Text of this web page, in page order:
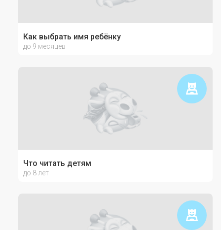
Как выбрать имя ребёнку
до 9 месяцев
Что читать детям
до 8 лет